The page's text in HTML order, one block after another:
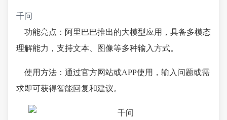
千问
功能亮点：阿里巴巴推出的大模型应用，具备多模态
理解能力，支持文本、图像等多种输入方式。
使用方法：通过官方网站或APP使用，输入问题或需
求即可获得智能回复和建议。